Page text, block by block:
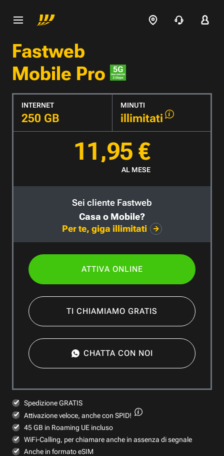
Fastweb
Mobile Pro
INTERNET
250 GB
MINUTI
illimitati
11,95 €
AL MESE
Sei cliente Fastweb
Casa o Mobile?
Per te, giga illimitati
ATTIVA ONLINE
TI CHIAMIAMO GRATIS
CHATTA CON NOI
Spedizione GRATIS
Attivazione veloce, anche con SPID!
45 GB in Roaming UE incluso
WiFi-Calling, per chiamare anche in assenza di segnale
Anche in formato eSIM